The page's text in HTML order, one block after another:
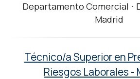
Departamento Comercial ·
Madrid
Técnico/a Superior en
Riesgos Laborales -